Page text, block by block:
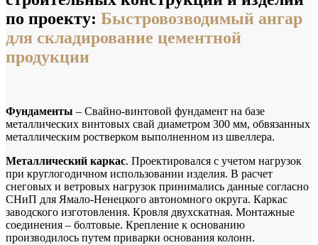
по проекту: Быстровозводимый ангар
для складирование цементной
продукции
Фундаменты – Свайно-винтовой фундамент на базе
металлических винтовых свай диаметром 300 мм, обвязанных
металлическим ростверком выполненном из швеллера.
Металлический каркас. Проектировался с учетом нагрузок
при круглогодичном использовании изделия. В расчет
снеговых и ветровых нагрузок принимались данные согласно
СНиП для Ямало-Ненецкого автономного округа. Каркас
заводского изготовления. Кровля двухскатная. Монтажные
соединения – болтовые. Крепление к основанию
производилось путем приварки основания колонн.